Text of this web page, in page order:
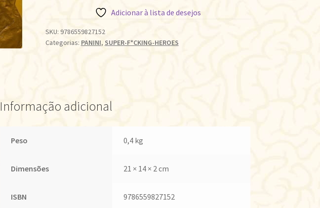
E
MARK
Adicionar à lista de desejos
SKU: 9786559827152
Categorias: PANINI, SUPER-F*CKING-HEROES
Informação adicional
Peso 0,4 kg
Dimensões 21 × 14 × 2 cm
ISBN 9786559827152